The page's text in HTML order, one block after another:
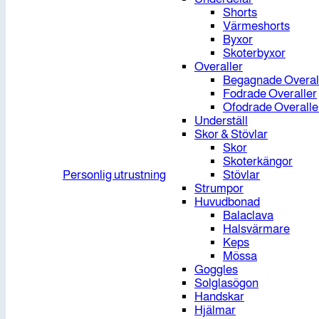
Personlig utrustning
Shorts
Värmeshorts
Byxor
Skoterbyxor
Overaller
Begagnade
Fodrade Overaller
Ofodrade
Underställ
Skor & Stövlar
Skor
Skoterkängor
Stövlar
Strumpor
Huvudbonad
Balaclava
Halsvärmare
Keps
Mössa
Goggles
Solglasögon
Handskar
Hjälmar